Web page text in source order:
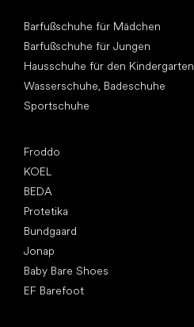
Barfußschuhe für Mädchen
Barfußschuhe für Jungen
Hausschuhe für den Kindergarten
Wasserschuhe, Badeschuhe
Sportschuhe
Froddo
KOEL
BEDA
Protetika
Bundgaard
Jonap
Baby Bare Shoes
EF Barefoot